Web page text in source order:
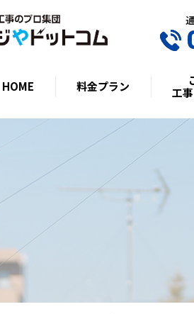
HOME 料金プラン
工